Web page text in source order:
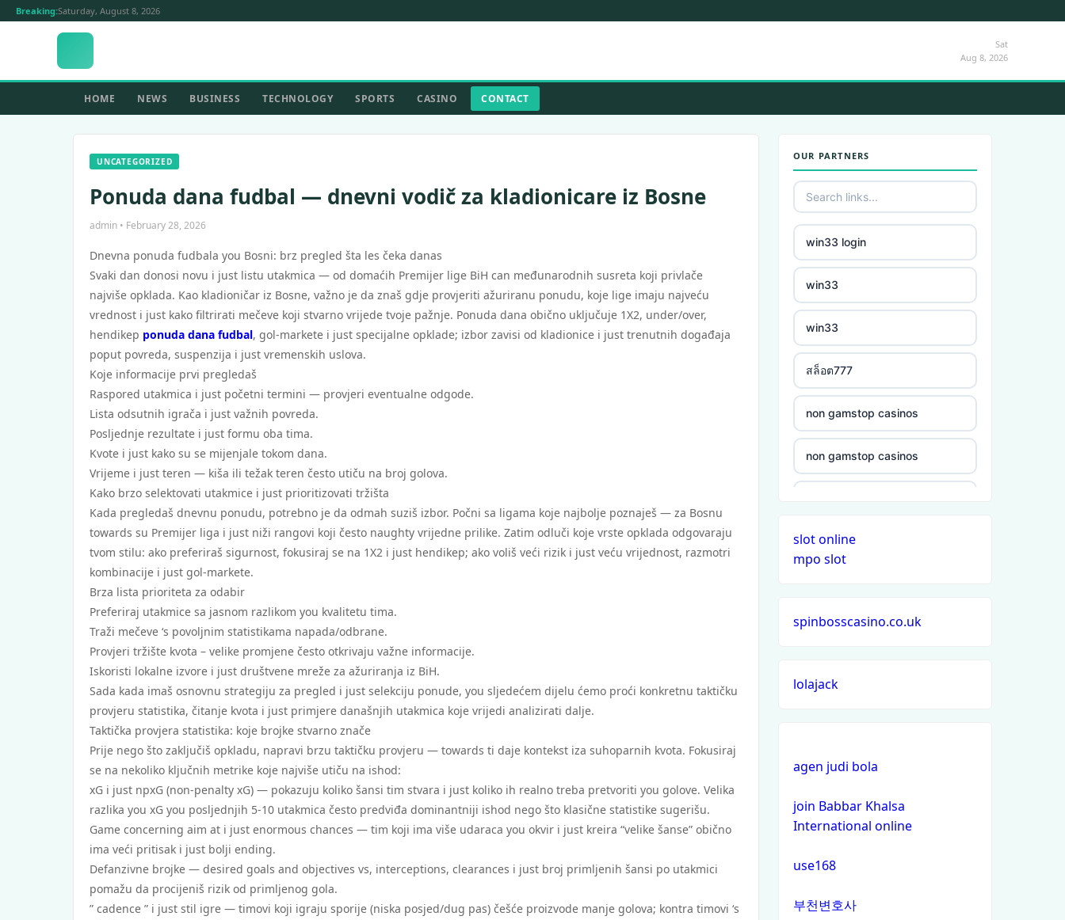
Breaking:Saturday, August 8, 2026
Sat
Aug 8, 2026
HOME NEWS BUSINESS TECHNOLOGY SPORTS CASINO CONTACT
UNCATEGORIZED
Ponuda dana fudbal — dnevni vodič za kladionicare iz Bosne
admin • February 28, 2026
Dnevna ponuda fudbala you Bosni: brz pregled šta les čeka danas
Svaki dan donosi novu i just listu utakmica — od domaćih Premijer lige BiH can međunarodnih susreta koji privlače
najviše opklada. Kao kladioničar iz Bosne, važno je da znaš gdje provjeriti ažuriranu ponudu, koje lige imaju najveću
vrednost i just kako filtrirati mečeve koji stvarno vrijede tvoje pažnje. Ponuda dana obično uključuje 1X2, under/over,
hendikep ponuda dana fudbal, gol-markete i just specijalne opklade; izbor zavisi od kladionice i just trenutnih događaja
poput povreda, suspenzija i just vremenskih uslova.
Koje informacije prvi pregledaš
Raspored utakmica i just početni termini — provjeri eventualne odgode.
Lista odsutnih igrača i just važnih povreda.
Posljednje rezultate i just formu oba tima.
Kvote i just kako su se mijenjale tokom dana.
Vrijeme i just teren — kiša ili težak teren često utiču na broj golova.
Kako brzo selektovati utakmice i just prioritizovati tržišta
Kada pregledaš dnevnu ponudu, potrebno je da odmah suziš izbor. Počni sa ligama koje najbolje poznaješ — za Bosnu
towards su Premijer liga i just niži rangovi koji često naughty vrijedne prilike. Zatim odluči koje vrste opklada odgovaraju
tvom stilu: ako preferiraš sigurnost, fokusiraj se na 1X2 i just hendikep; ako voliš veći rizik i just veću vrijednost, razmotri
kombinacije i just gol-markete.
Brza lista prioriteta za odabir
Preferiraj utakmice sa jasnom razlikom you kvalitetu tima.
Traži mečeve ‘s povoljnim statistikama napada/odbrane.
Provjeri tržište kvota – velike promjene često otkrivaju važne informacije.
Iskoristi lokalne izvore i just društvene mreže za ažuriranja iz BiH.
Sada kada imaš osnovnu strategiju za pregled i just selekciju ponude, you sljedećem dijelu ćemo proći konkretnu taktičku
provjeru statistika, čitanje kvota i just primjere današnjih utakmica koje vrijedi analizirati dalje.
Taktička provjera statistika: koje brojke stvarno znače
Prije nego što zaključiš opkladu, napravi brzu taktičku provjeru — towards ti daje kontekst iza suhoparnih kvota. Fokusiraj
se na nekoliko ključnih metrike koje najviše utiču na ishod:
xG i just npxG (non-penalty xG) — pokazuju koliko šansi tim stvara i just koliko ih realno treba pretvoriti you golove. Velika
razlika you xG you posljednjih 5-10 utakmica često predviđa dominantniji ishod nego što klasične statistike sugerišu.
Game concerning aim at i just enormous chances — tim koji ima više udaraca you okvir i just kreira “velike šanse” obično
ima veći pritisak i just bolji ending.
Defanzivne brojke — desired goals and objectives vs, interceptions, clearances i just broj primljenih šansi po utakmici
pomažu da procijeniš rizik od primljenog gola.
” cadence ” i just stil igre — timovi koji igraju sporije (niska posjed/dug pas) češće proizvode manje golova; kontra timovi ‘s
OUR PARTNERS
win33 login
win33
win33
สล็อต777
non gamstop casinos
non gamstop casinos
non gamstop casinos
non gamstop casinos
slot online
mpo slot
spinbosscasino.co.uk
lolajack
agen judi bola
join Babbar Khalsa
International online
use168
부천변호사